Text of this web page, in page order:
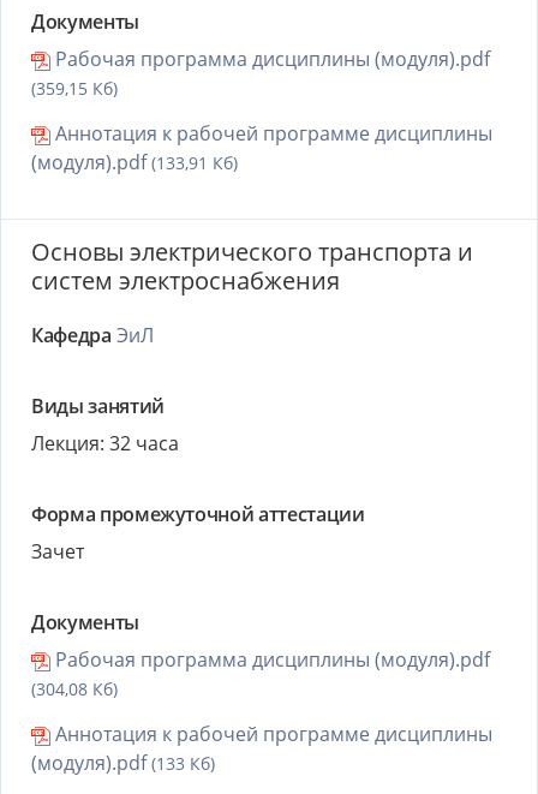
Документы
Рабочая программа дисциплины (модуля).pdf
(359,15 Кб)
Аннотация к рабочей программе дисциплины
(модуля).pdf(133,91 Кб)
Основы электрического транспорта и
систем электроснабжения
Кафедра ЭиЛ
Виды занятий
Лекция: 32 часа
Форма промежуточной аттестации
Зачет
Документы
Рабочая программа дисциплины (модуля).pdf
(304,08 Кб)
Аннотация к рабочей программе дисциплины
(модуля).pdf(133 Кб)